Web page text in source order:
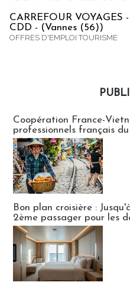
CARREFOUR VOYAGES
CDD - (Vannes (56))
OFFRES D'EMPLOI TOURISME
Coopération France-
professionnels français
Bon plan croisière :
2ème passager pour les